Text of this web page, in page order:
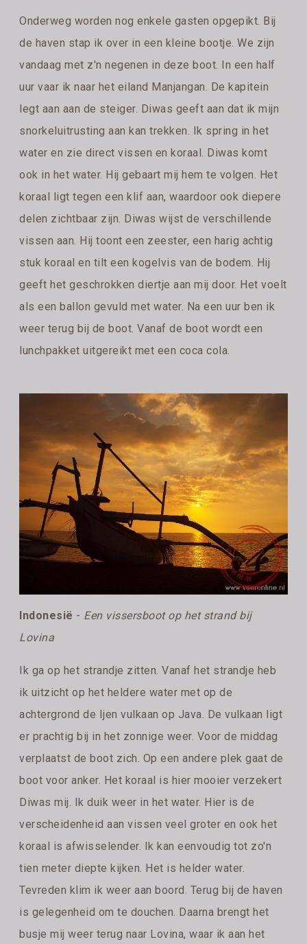
Onderweg worden nog enkele gasten opgepikt. Bij
de haven stap ik over in een kleine bootje. We zijn
vandaag met z'n negenen in deze boot. In een half
uur vaar ik naar het eiland Manjangan. De kapitein
legt aan aan de steiger. Diwas geeft aan dat ik mijn
snorkeluitrusting aan kan trekken. Ik spring in het
water en zie direct vissen en koraal. Diwas komt
ook in het water. Hij gebaart mij hem te volgen. Het
koraal ligt tegen een klif aan, waardoor ook diepere
delen zichtbaar zijn. Diwas wijst de verschillende
vissen aan. Hij toont een zeester, een harig achtig
stuk koraal en tilt een kogelvis van de bodem. Hij
geeft het geschrokken diertje aan mij door. Het voelt
als een ballon gevuld met water. Na een uur ben ik
weer terug bij de boot. Vanaf de boot wordt een
lunchpakket uitgereikt met een coca cola.
Indonesië - Een vissersboot op het strand bij
Lovina
Ik ga op het strandje zitten. Vanaf het strandje heb
ik uitzicht op het heldere water met op de
achtergrond de Ijen vulkaan op Java. De vulkaan ligt
er prachtig bij in het zonnige weer. Voor de middag
verplaatst de boot zich. Op een andere plek gaat de
boot voor anker. Het koraal is hier mooier verzekert
Diwas mij. Ik duik weer in het water. Hier is de
verscheidenheid aan vissen veel groter en ook het
koraal is afwisselender. Ik kan eenvoudig tot zo'n
tien meter diepte kijken. Het is helder water.
Tevreden klim ik weer aan boord. Terug bij de haven
is gelegenheid om te douchen. Daarna brengt het
busje mij weer terug naar Lovina, waar ik aan het